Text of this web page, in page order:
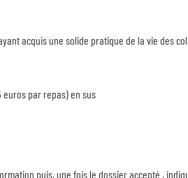
acquis une solide pratique de la vie des
euros par repas) en sus
puis, une fois le dossier accepté ,